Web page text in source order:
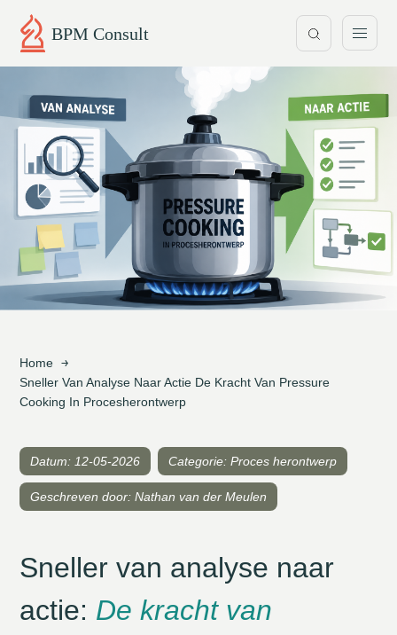
BPM Consult
Home
Sneller Van Analyse Naar Actie De Kracht Van Pressure
Cooking In Procesherontwerp
Datum: 12-05-2026 Categorie: Proces herontwerp
Geschreven door: Nathan van der Meulen
Sneller van analyse naar
actie: De kracht van